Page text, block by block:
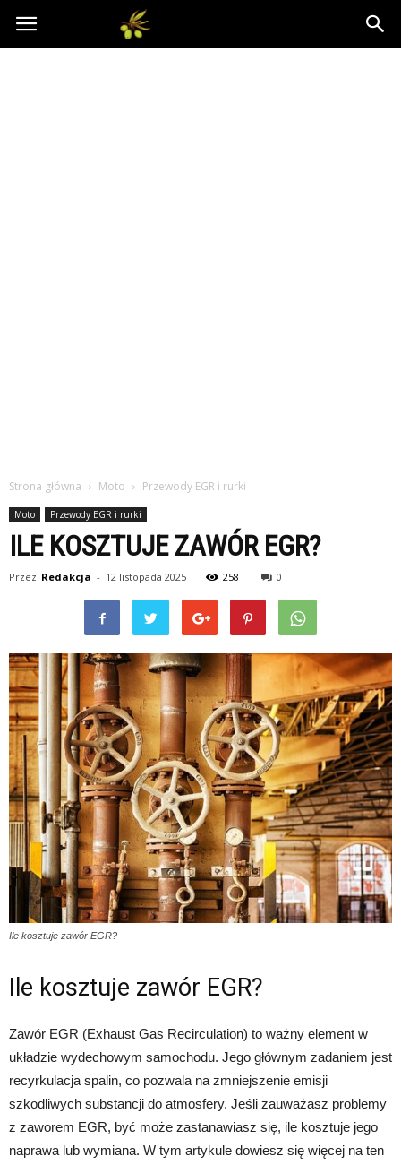
Oliwkowo.pl
Strona główna Moto Przewody EGR i rurki
Moto Przewody EGR i rurki
ILE KOSZTUJE ZAWÓR EGR?
Przez Redakcja - 12 listopada 2025 258 0
Ile kosztuje zawór EGR?
Ile kosztuje zawór EGR?
Zawór EGR (Exhaust Gas Recirculation) to ważny element w
układzie wydechowym samochodu. Jego głównym zadaniem jest
recyrkulacja spalin, co pozwala na zmniejszenie emisji
szkodliwych substancji do atmosfery. Jeśli zauważasz problemy
z zaworem EGR, być może zastanawiasz się, ile kosztuje jego
naprawa lub wymiana. W tym artykule dowiesz się więcej na ten